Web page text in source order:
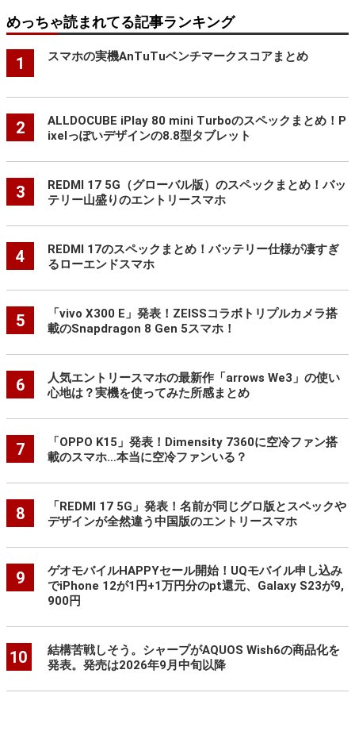
めっちゃ読まれてる記事ランキング
1 スマホの実機AnTuTuベンチマークスコアまとめ
2
ALLDOCUBE iPlay 80 mini Turboのスペックまとめ！P
ixelっぽいデザインの8.8型タブレット
3
REDMI 17 5G（グローバル版）のスペックまとめ！バッ
テリー山盛りのエントリースマホ
4
REDMI 17のスペックまとめ！バッテリー仕様が凄すぎ
るローエンドスマホ
5
「vivo X300 E」発表！ZEISSコラボトリプルカメラ搭
載のSnapdragon 8 Gen 5スマホ！
6
人気エントリースマホの最新作「arrows We3」の使い
心地は？実機を使ってみた所感まとめ
7
「OPPO K15」発表！Dimensity 7360に空冷ファン搭
載のスマホ…本当に空冷ファンいる？
8
「REDMI 17 5G」発表！名前が同じグロ版とスペックや
デザインが全然違う中国版のエントリースマホ
9
ゲオモバイルHAPPYセール開始！UQモバイル申し込み
でiPhone 12が1円+1万円分のpt還元、Galaxy S23が9,
900円
10
結構苦戦しそう。シャープがAQUOS Wish6の商品化を
発表。発売は2026年9月中旬以降